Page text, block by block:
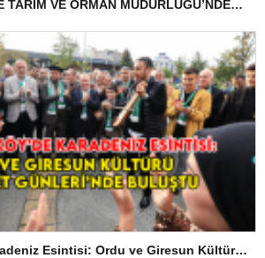
ARNAVUTKÖY İLÇE TARIM VE ORMAN MÜDÜRLÜĞÜ’NDEN İLANEN TEBLİGAT
Arnavutköy’de Karadeniz Esintisi: Ordu ve Giresun Kültürü Memleket Günleri’nde Buluştu